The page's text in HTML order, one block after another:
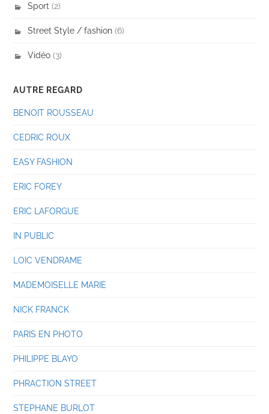
Sport (2)
Street Style / fashion (6)
Vidéo (3)
AUTRE REGARD
BENOIT ROUSSEAU
CEDRIC ROUX
EASY FASHION
ERIC FOREY
ERIC LAFORGUE
IN PUBLIC
LOIC VENDRAME
MADEMOISELLE MARIE
NICK FRANCK
PARIS EN PHOTO
PHILIPPE BLAYO
PHRACTION STREET
STEPHANE BURLOT